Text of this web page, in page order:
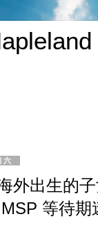
外出生的
MSP 等待期